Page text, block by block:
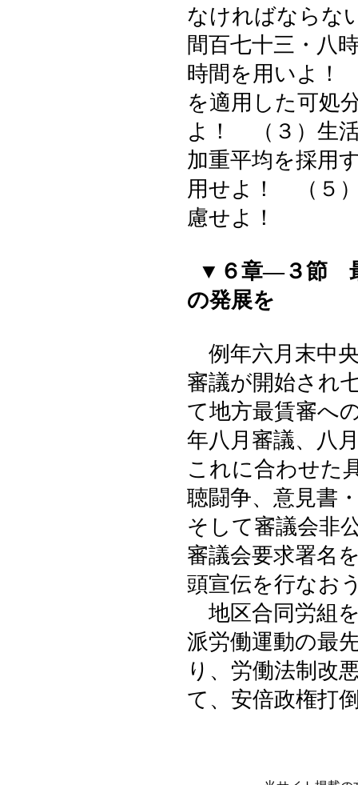
なければならな
間百七十三・八
時間を用いよ！
を適用した可処
よ！ （３）生
加重平均を採用
用せよ！ （５
慮せよ！
▼６章―３節 最
の発展を
例年六月末中
審議が開始され
て地方最賃審へ
年八月審議、八
これに合わせた
聴闘争、意見書
そして審議会非
審議会要求署名
頭宣伝を行なお
地区合同労組
派労働運動の最
り、労働法制改
て、安倍政権打